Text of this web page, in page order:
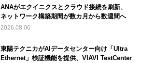
ANAがエクイニクスとクラウド接続を刷新、
ネットワーク構築期間が数カ月から数週間へ
2026.08.06
東陽テクニカがAIデータセンター向け「Ultra
Ethernet」検証機能を提供、VIAVI TestCenter